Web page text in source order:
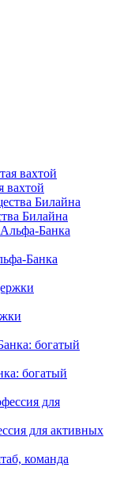
вахтой
Билайна
Банка
богатый
для активных